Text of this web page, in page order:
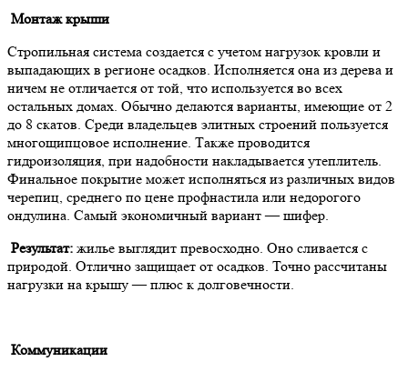
Монтаж крыши
Стропильная система создается с учетом нагрузок кровли и
выпадающих в регионе осадков. Исполняется она из дерева и
ничем не отличается от той, что используется во всех
остальных домах. Обычно делаются варианты, имеющие от 2
до 8 скатов. Среди владельцев элитных строений пользуется
многощипцовое исполнение. Также проводится
гидроизоляция, при надобности накладывается утеплитель.
Финальное покрытие может исполняться из различных видов
черепиц, среднего по цене профнастила или недорогого
ондулина. Самый экономичный вариант — шифер.
Результат: жилье выглядит превосходно. Оно сливается с
природой. Отлично защищает от осадков. Точно рассчитаны
нагрузки на крышу — плюс к долговечности.
Коммуникации